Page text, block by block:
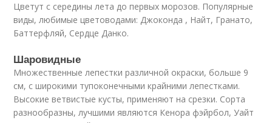
Цветут с середины лета до первых морозов. Популярные
виды, любимые цветоводами: Джоконда , Найт, Гранато,
Баттерфляй, Сердце Данко.
Шаровидные
Множественные лепестки различной окраски, больше 9
см, с широкими тупоконечными крайними лепестками.
Высокие ветвистые кусты, применяют на срезки. Сорта
разнообразны, лучшими являются Кенора фэйрбол, Уайт